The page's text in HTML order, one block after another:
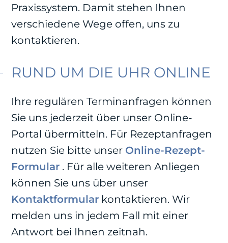
Praxissystem. Damit stehen Ihnen
verschiedene Wege offen, uns zu
kontaktieren.
RUND UM DIE UHR ONLINE
Ihre regulären Terminanfragen können
Sie uns jederzeit über unser Online-
Portal übermitteln. Für Rezeptanfragen
nutzen Sie bitte unser Online-Rezept-
Formular . Für alle weiteren Anliegen
können Sie uns über unser
Kontaktformular kontaktieren. Wir
melden uns in jedem Fall mit einer
Antwort bei Ihnen zeitnah.